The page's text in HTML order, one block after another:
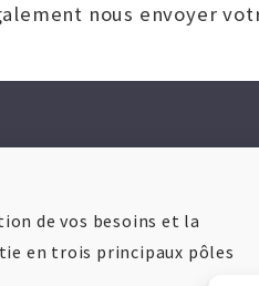
nous envoyer
de vos besoins et la
en trois principaux pôles